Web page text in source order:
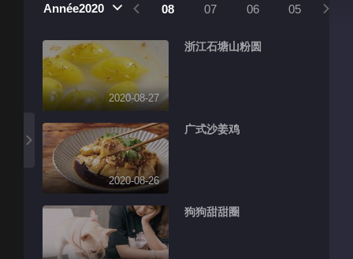
Année2020
11 10 09 08 07 06 05
2020-08-27
浙江石塘山粉圆
2020-08-26
广式沙姜鸡
狗狗甜甜圈